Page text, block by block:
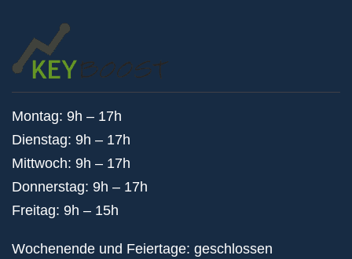
Montag: 9h – 17h
Dienstag: 9h – 17h
Mittwoch: 9h – 17h
Donnerstag: 9h – 17h
Freitag: 9h – 15h
Wochenende und Feiertage: geschlossen